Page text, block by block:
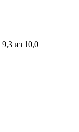
9,3 из 10,0